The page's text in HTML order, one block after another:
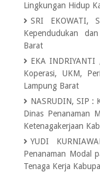
Lingkungan Hidup
SRI EKOWATI,
Kependudukan
Barat
EKA INDRIYANTI
Koperasi, UKM,
Lampung Barat
NASRUDIN, SIP :
Dinas Penanaman
Ketenagakerjaan
YUDI
Penanaman Modal
Tenaga Kerja